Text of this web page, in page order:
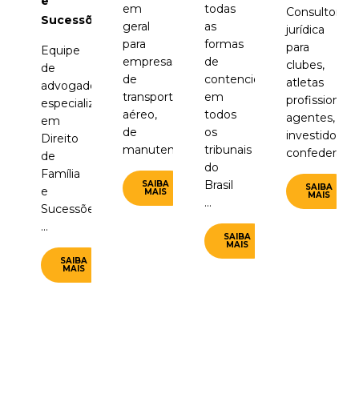
em
geral
para
empresas
de
transporte
aéreo,
de
manutenção...
todas
as
formas
de
contencioso,
em
todos
os
tribunais
do
Brasil
...
Consultoria
jurídica
para
clubes,
atletas
profissionais,
agentes,
investidores,
confederações...
SAIBA
e
assessoria
jurídica
em
transações
imobiliárias
...
SAIBA
MAIS